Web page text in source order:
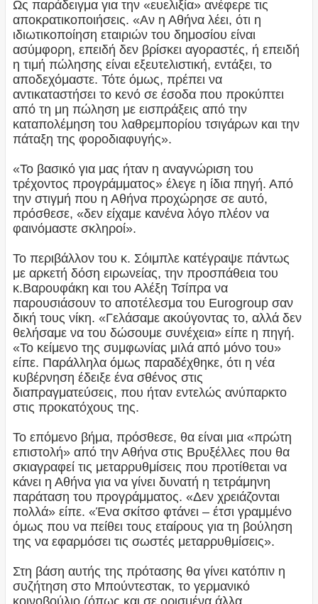
Ως παράδειγμα για την «ευελιξία» ανέφερε τις
αποκρατικοποιήσεις. «Αν η Αθήνα λέει, ότι η
ιδιωτικοποίηση εταιριών του δημοσίου είναι
ασύμφορη, επειδή δεν βρίσκει αγοραστές, ή επειδή
η τιμή πώλησης είναι εξευτελιστική, εντάξει, το
αποδεχόμαστε. Τότε όμως, πρέπει να
αντικαταστήσει το κενό σε έσοδα που προκύπτει
από τη μη πώληση με εισπράξεις από την
καταπολέμηση του λαθρεμπορίου τσιγάρων και την
πάταξη της φοροδιαφυγής».
«Το βασικό για μας ήταν η αναγνώριση του
τρέχοντος προγράμματος» έλεγε η ίδια πηγή. Από
την στιγμή που η Αθήνα προχώρησε σε αυτό,
πρόσθεσε, «δεν είχαμε κανένα λόγο πλέον να
φαινόμαστε σκληροί».
Το περιβάλλον του κ. Σόιμπλε κατέγραψε πάντως
με αρκετή δόση ειρωνείας, την προσπάθεια του
κ.Βαρουφάκη και του Αλέξη Τσίπρα να
παρουσιάσουν το αποτέλεσμα του Eurogroup σαν
δική τους νίκη. «Γελάσαμε ακούγοντας το, αλλά δεν
θελήσαμε να του δώσουμε συνέχεια» είπε η πηγή.
«Το κείμενο της συμφωνίας μιλά από μόνο του»
είπε. Παράλληλα όμως παραδέχθηκε, ότι η νέα
κυβέρνηση έδειξε ένα σθένος στις
διαπραγματεύσεις, που ήταν εντελώς ανύπαρκτο
στις προκατόχους της.
Το επόμενο βήμα, πρόσθεσε, θα είναι μια «πρώτη
επιστολή» από την Αθήνα στις Βρυξέλλες που θα
σκιαγραφεί τις μεταρρυθμίσεις που προτίθεται να
κάνει η Αθήνα για να γίνει δυνατή η τετράμηνη
παράταση του προγράμματος. «Δεν χρειάζονται
πολλά» είπε. «Ένα σκίτσο φτάνει – έτσι γραμμένο
όμως που να πείθει τους εταίρους για τη βούληση
της να εφαρμόσει τις σωστές μεταρρυθμίσεις».
Στη βάση αυτής της πρότασης θα γίνει κατόπιν η
συζήτηση στο Μπούντεστακ, το γερμανικό
κοινοβούλιο (όπως και σε ορισμένα άλλα